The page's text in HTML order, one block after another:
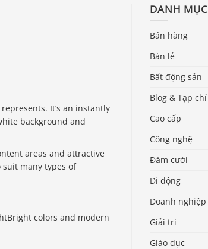
It’s an instantly
background and
areas and attractive
many types of
colors and modern
DANH MỤC
Bán hàng
Bán lẻ
Bất động sản
Blog & Tạp chí
Cao cấp
Công nghệ
Đám cưới
Di động
Doanh nghiệp
Giải trí
Giáo dục